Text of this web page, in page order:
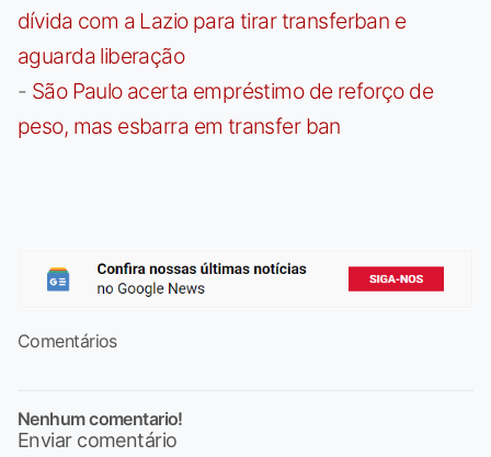
dívida com a Lazio para tirar transferban e
aguarda liberação
- São Paulo acerta empréstimo de reforço de
peso, mas esbarra em transfer ban
Comentários
Nenhum comentario!
Enviar comentário